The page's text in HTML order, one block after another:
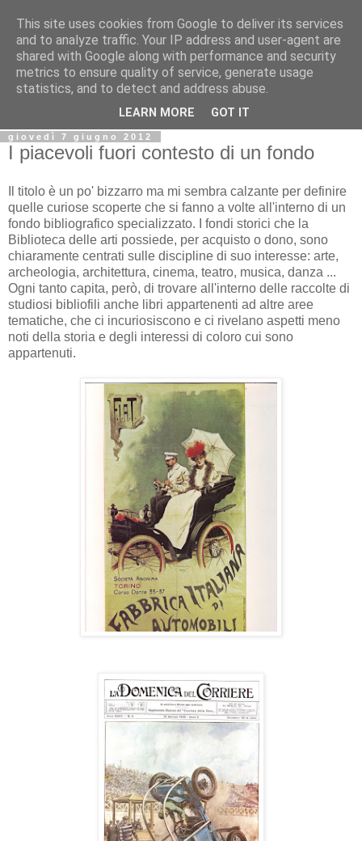
Biblio@rti in
Il Blog della Biblioteca di Area delle arti per condividere
informazioni iniziative incontri
giovedì 7 giugno 2012
I piacevoli fuori contesto di un fondo
Il titolo è un po' bizzarro ma mi sembra calzante per definire
quelle curiose scoperte che si fanno a volte all'interno di un
fondo bibliografico specializzato. I fondi storici che la
Biblioteca delle arti possiede, per acquisto o dono, sono
chiaramente centrati sulle discipline di suo interesse: arte,
archeologia, architettura, cinema, teatro, musica, danza ...
Ogni tanto capita, però, di trovare all'interno delle raccolte di
studiosi bibliofili anche libri appartenenti ad altre aree
tematiche, che ci incuriosiscono e ci rivelano aspetti meno
noti della storia e degli interessi di coloro cui sono
appartenuti.
This site uses cookies from Google to deliver its services
and to analyze traffic. Your IP address and user-agent are
shared with Google along with performance and security
metrics to ensure quality of service, generate usage
statistics, and to detect and address abuse.
LEARN MORE GOT IT